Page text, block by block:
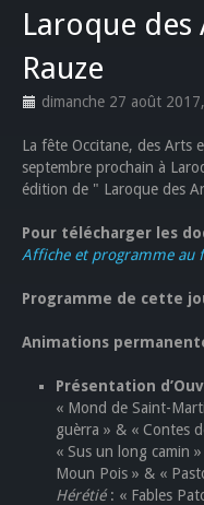
Laroque des
Rauze
dimanche 27 août 2017,
La fête Occitane, des Arts
septembre prochain à
édition de " Laroque des
Pour télécharger les
Affiche et programme au
Programme de cette
Animations
Présentation
« Mond de Saint-
guèrra » & « Contes
« Sus un long camin
Moun Pois » & «
Hérétié: « Fables